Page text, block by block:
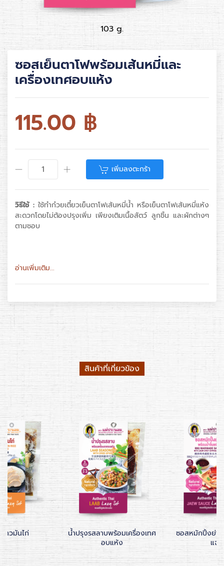
103 g.
ซอสเย็นตาโฟพร้อมเส้นหมี่และ
เครื่องเทศอบแห้ง
115.00 ฿
เพิ่มลงตะกร้า
วิธีใช้ : ใช้ทำก๋วยเตี๋ยวเย็นตาโฟเส้นหมี่น้ำ หรือเย็นตาโฟเส้นหมี่แห้ง
สะดวกโดยไม่ต้องปรุงเพิ่ม เพียงเติมเนื้อสัตว์ ลูกชิ้น และผักต่างๆ
ตามชอบ
อ่านเพิ่มเติม...
สินค้าที่เกี่ยวข้อง
าวมันไก่
น้ำปรุงรสลาบพร้อมเครื่องเทศ
อบแห้ง
ซอสหมักปิ้งย่า
แจ่ว